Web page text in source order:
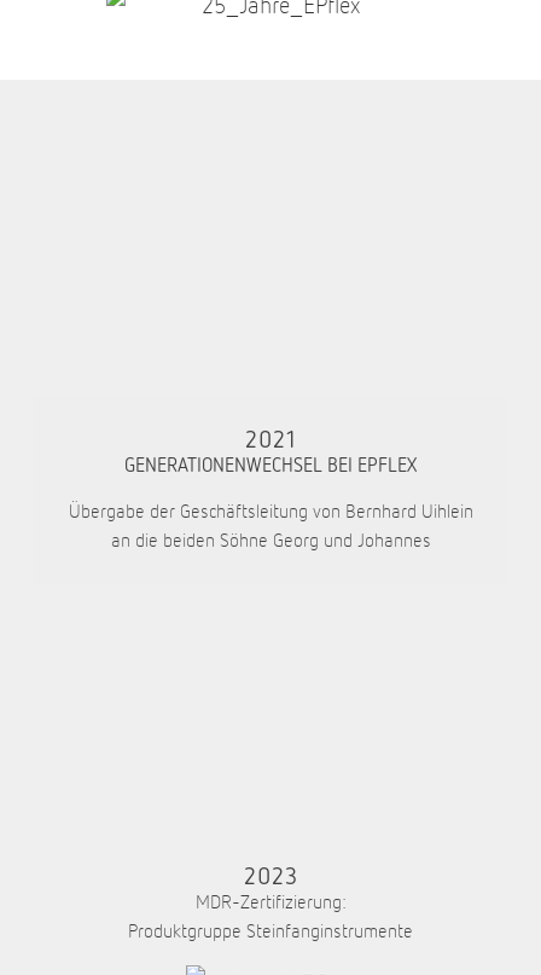
2021
GENERATIONENWECHSEL BEI EPFLEX
Übergabe der Geschäftsleitung von Bernhard Uihlein
an die beiden Söhne Georg und Johannes
2023
MDR-Zertifizierung:
Produktgruppe Steinfanginstrumente